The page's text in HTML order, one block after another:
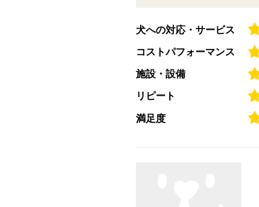
犬への対応・サービス
コストパフォーマンス
施設・設備
リピート
満足度